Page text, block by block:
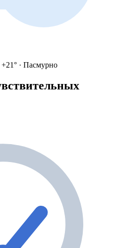
+21° · Пасмурно